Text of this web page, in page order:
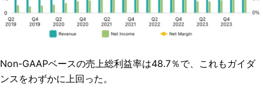
Non-GAAPベースの売上総利益率は48.7％で、これもガイダ
ンスをわずかに上回った。